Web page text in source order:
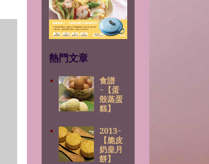
熱門文章
食譜
~【蛋
殼蒸蛋
糕】
2013~
【脆皮
奶皇月
餅】